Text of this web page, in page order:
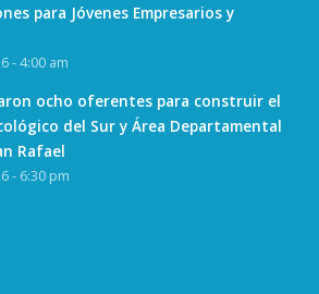
para Jóvenes Empresarios y
- 4:00 am
ocho oferentes para construir el
del Sur y Área Departamental
Rafael
- 6:30 pm